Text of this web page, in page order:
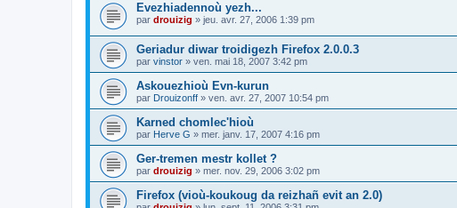
Evezhiadennoù yezh...
par drouizig » jeu. avr. 27, 2006 1:39 pm
Geriadur diwar troidigezh Firefox 2.0.0.3
par vinstor » ven. mai 18, 2007 3:42 pm
Askouezhioù Evn-kurun
par Drouizonff » ven. avr. 27, 2007 10:54 pm
Karned chomlec'hioù
par Herve G » mer. janv. 17, 2007 4:16 pm
Ger-tremen mestr kollet ?
par drouizig » mer. nov. 29, 2006 3:02 pm
Firefox (vioù-koukoug da reizhañ evit an 2.0)